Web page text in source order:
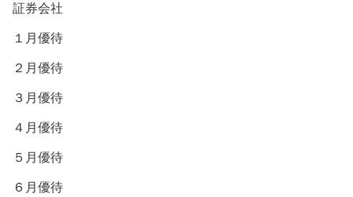
証券会社
１月優待
２月優待
３月優待
４月優待
５月優待
６月優待